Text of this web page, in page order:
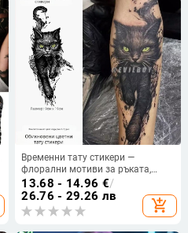
Временни тату стикери —
флорални мотиви за ръката,
покриване на белези,
реалистичен изглед — марка
Guangzhou xiangrun; стил Друг;
без персонализация.
13.68 - 14.96 €/
26.76 - 29.26 лв
add_shopping_cart